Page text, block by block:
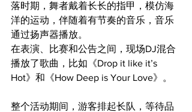
落时期，舞者戴着长长的指甲，模仿海
洋的运动，伴随着有节奏的音乐，音乐
通过扬声器播放。
在表演、比赛和公告之间，现场DJ混合
播放了歌曲，比如《Drop it like it’s
Hot》和《How Deep is Your Love》。
整个活动期间，游客排起长队，等待品